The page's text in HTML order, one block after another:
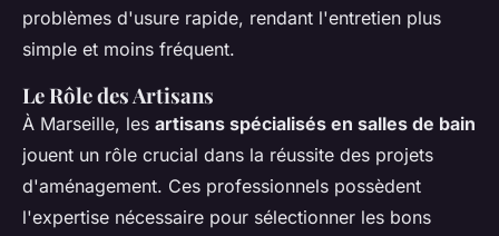
problèmes d'usure rapide, rendant l'entretien plus
simple et moins fréquent.
Le Rôle des Artisans
À Marseille, les artisans spécialisés en salles de bain
jouent un rôle crucial dans la réussite des projets
d'aménagement. Ces professionnels possèdent
l'expertise nécessaire pour sélectionner les bons